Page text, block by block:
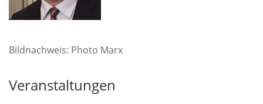
Bildnachweis: Photo Marx
Veranstaltungen